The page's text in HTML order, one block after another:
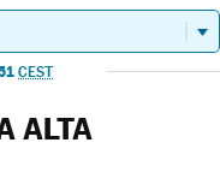
CEST
ALTA